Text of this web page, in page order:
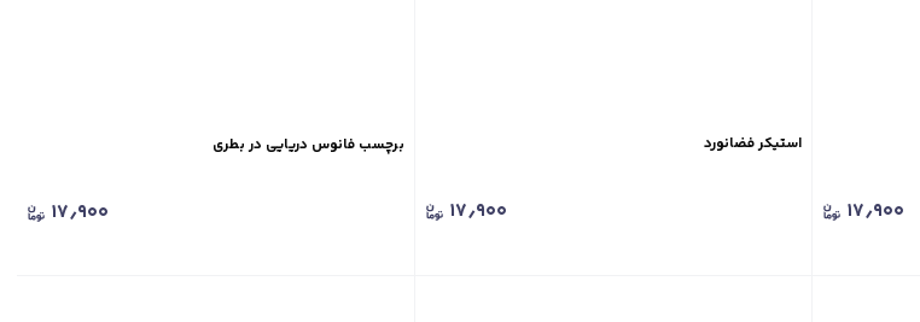
۱۷٫۹۰۰
استیکر فضانورد
۱۷٫۹۰۰
برچسب فانوس دریایی در بطری
۱۷٫۹۰۰